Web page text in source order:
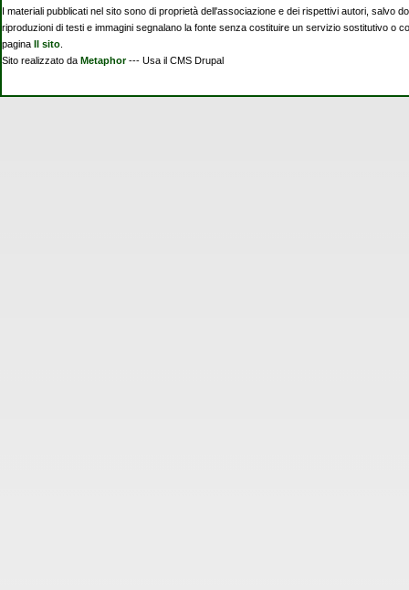
I materiali pubblicati nel sito sono di proprietà dell'associazione e dei rispettivi autori,
riproduzioni di testi e immagini segnalano la fonte senza costituire un servizio sostitutivo o
pagina
Il sito.
Sito realizzato da Metaphor--- Usa il CMS Drupal